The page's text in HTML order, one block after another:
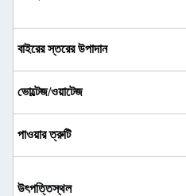
বাইরের স্তরের উপাদান
ভোল্টেজ/ওয়াটেজ
পাওয়ার ত্রুটি
উৎপত্তিস্থল